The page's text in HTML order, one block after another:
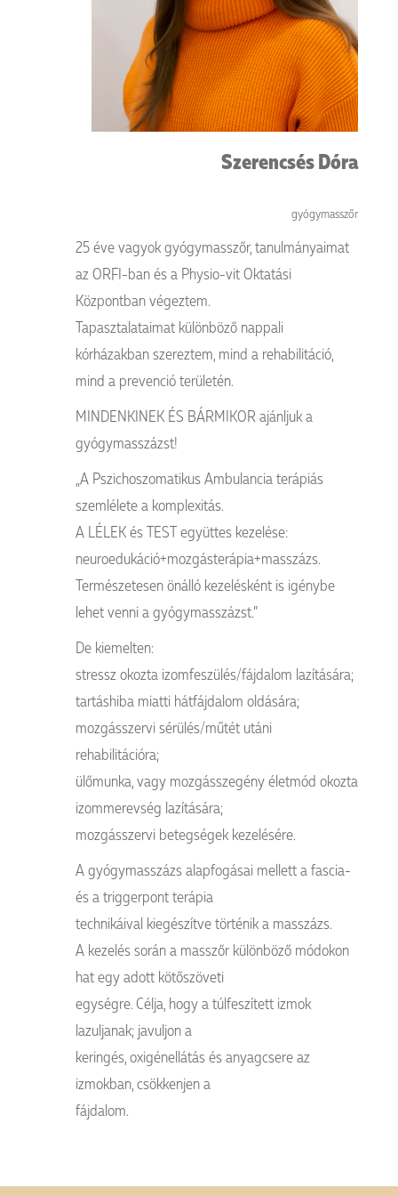
Szerencsés Dóra
gyógymasszőr
25 éve vagyok gyógymasszőr, tanulmányaimat
az ORFI-ban és a Physio-vit Oktatási
Központban végeztem.
Tapasztalataimat különböző nappali
kórházakban szereztem, mind a rehabilitáció,
mind a prevenció területén.
MINDENKINEK ÉS BÁRMIKOR ajánljuk a
gyógymasszázst!
„A Pszichoszomatikus Ambulancia terápiás
szemlélete a komplexitás.
A LÉLEK és TEST együttes kezelése:
neuroedukáció+mozgásterápia+masszázs.
Természetesen önálló kezelésként is igénybe
lehet venni a gyógymasszázst.”
De kiemelten:
stressz okozta izomfeszülés/fájdalom lazítására;
tartáshiba miatti hátfájdalom oldására;
mozgásszervi sérülés/műtét utáni
rehabilitációra;
ülőmunka, vagy mozgásszegény életmód okozta
izommerevség lazítására;
mozgásszervi betegségek kezelésére.
A gyógymasszázs alapfogásai mellett a fascia-
és a triggerpont terápia
technikáival kiegészítve történik a masszázs.
A kezelés során a masszőr különböző módokon
hat egy adott kötőszöveti
egységre. Célja, hogy a túlfeszített izmok
lazuljanak; javuljon a
keringés, oxigénellátás és anyagcsere az
izmokban, csökkenjen a
fájdalom.